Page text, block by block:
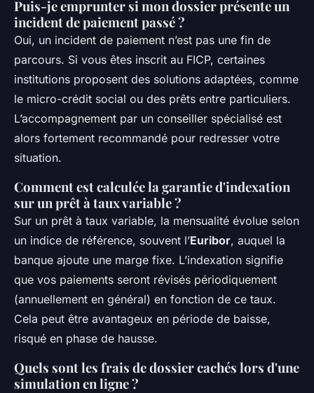
Puis-je emprunter si mon dossier présente un
incident de paiement passé ?
Oui, un incident de paiement n’est pas une fin de
parcours. Si vous êtes inscrit au FICP, certaines
institutions proposent des solutions adaptées, comme
le micro-crédit social ou des prêts entre particuliers.
L’accompagnement par un conseiller spécialisé est
alors fortement recommandé pour redresser votre
situation.
Comment est calculée la garantie d'indexation
sur un prêt à taux variable ?
Sur un prêt à taux variable, la mensualité évolue selon
un indice de référence, souvent l’Euribor, auquel la
banque ajoute une marge fixe. L’indexation signifie
que vos paiements seront révisés périodiquement
(annuellement en général) en fonction de ce taux.
Cela peut être avantageux en période de baisse,
risqué en phase de hausse.
Quels sont les frais de dossier cachés lors d'une
simulation en ligne ?